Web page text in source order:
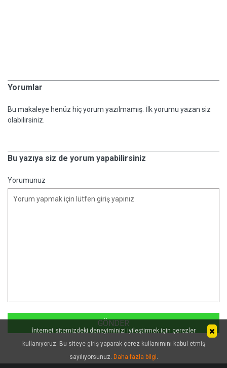
Yorumlar
Bu makaleye henüz hiç yorum yazılmamış. İlk yorumu yazan siz
olabilirsiniz.
Bu yazıya siz de yorum yapabilirsiniz
Yorumunuz
İnternet sitemizdeki deneyiminizi iyileştirmek için çerezler
kullanıyoruz. Bu siteye giriş yaparak çerez kullanımını kabul etmiş
sayılıyorsunuz. Daha fazla bilgi.